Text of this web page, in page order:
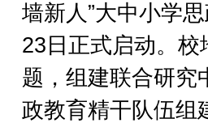
墙新人”大中小学
23日正式启动。
题，组建联合研究
政教育精干队伍组